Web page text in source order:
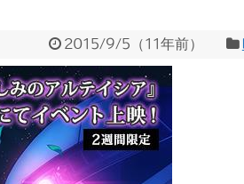
2015/9/5 （11年前）